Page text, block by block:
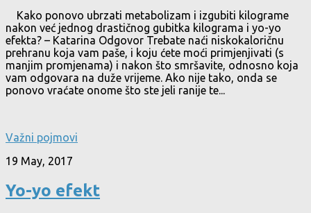
Kako ponovo ubrzati metabolizam i izgubiti kilograme
nakon već jednog drastičnog gubitka kilograma i yo-yo
efekta? – Katarina Odgovor Trebate naći niskokaloričnu
prehranu koja vam paše, i koju ćete moći primjenjivati (s
manjim promjenama) i nakon što smršavite, odnosno koja
vam odgovara na duže vrijeme. Ako nije tako, onda se
ponovo vraćate onome što ste jeli ranije te...
Važni pojmovi
19 May, 2017
Yo-yo efekt